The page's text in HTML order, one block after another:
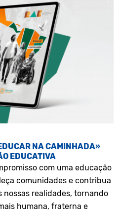
NA CAMINHADA»
EDUCATIVA
com uma educação
comunidades e contribua
nossas realidades, tornando
humana, fraterna e